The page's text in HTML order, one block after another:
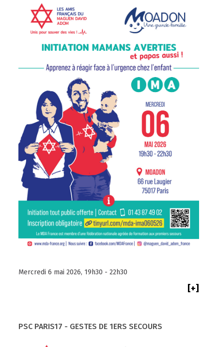
Mercredi 6 mai 2026, 19h30 - 22h30
[+]
PSC PARIS17 - GESTES DE 1ERS SECOURS